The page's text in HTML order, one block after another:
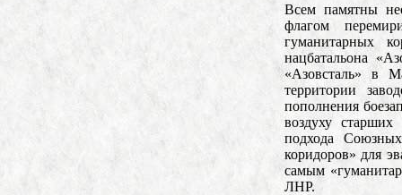
Всем памятны
флагом
гуманитарных
нацбатальона
«Азовсталь» в
территории
пополнения
воздуху
подхода
коридоров» для
самым
ЛНР.